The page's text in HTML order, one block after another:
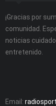
¡Gracias por
comunidad.
noticias
entretenido.
Email: